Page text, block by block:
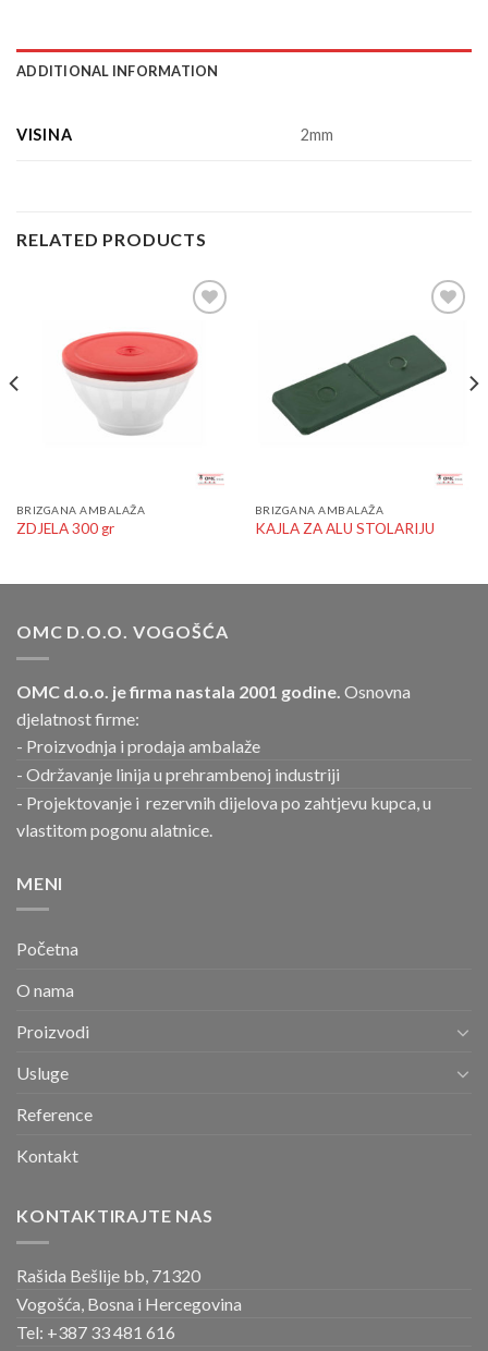
ADDITIONAL INFORMATION
VISINA 2mm
RELATED PRODUCTS
Wishlist
BRIZGANA AMBALAŽA
ZDJELA 300 gr
Wishlist
BRIZGANA AMBALAŽA
KAJLA ZA ALU STOLARIJU
OMC D.O.O. VOGOŠĆA
OMC d.o.o. je firma nastala 2001 godine. Osnovna
djelatnost firme:
- Proizvodnja i prodaja ambalaže
- Održavanje linija u prehrambenoj industriji
- Projektovanje i rezervnih dijelova po zahtjevu kupca, u
vlastitom pogonu alatnice.
MENI
Početna
O nama
Proizvodi
Usluge
Reference
Kontakt
KONTAKTIRAJTE NAS
Rašida Bešlije bb, 71320
Vogošća, Bosna i Hercegovina
Tel: +387 33 481 616